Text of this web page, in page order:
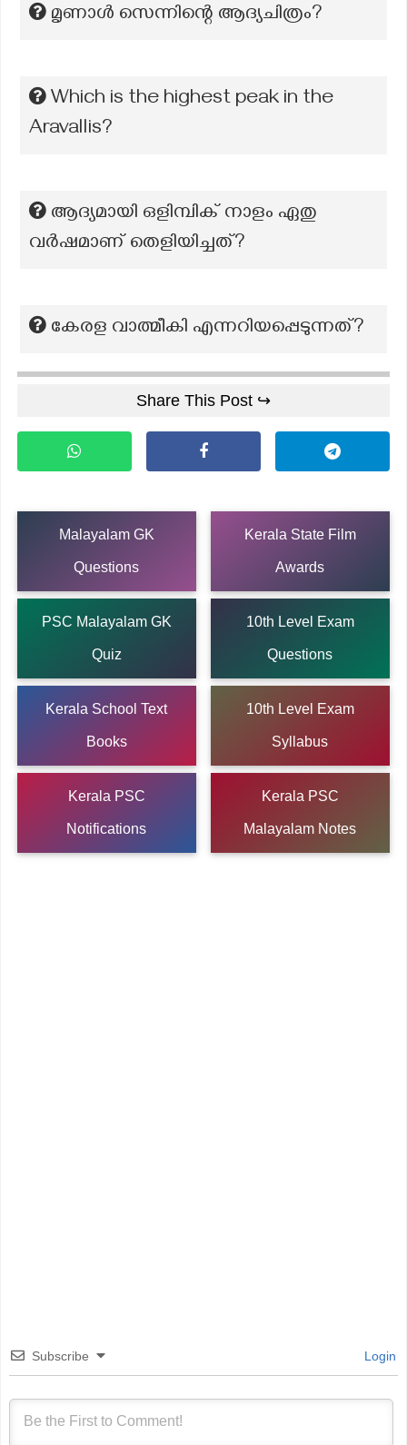
മൃണാൾ സെന്നിന്റെ ആദ്യചിത്രം?
Which is the highest peak in the
Aravallis?
ആദ്യമായി ഒളിമ്പിക് നാളം ഏതു
വർഷമാണ് തെളിയിച്ചത്‌?
കേരള വാത്മീകി എന്നറിയപ്പെടുന്നത്?
Share This Post ↪
Malayalam GK
Questions
Kerala State Film
Awards
PSC Malayalam GK
Quiz
10th Level Exam
Questions
Kerala School Text
Books
10th Level Exam
Syllabus
Kerala PSC
Notifications
Kerala PSC
Malayalam Notes
Subscribe Login